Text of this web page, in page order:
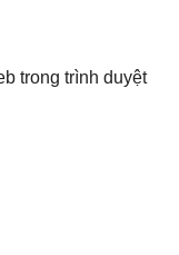
trong trình duyệt